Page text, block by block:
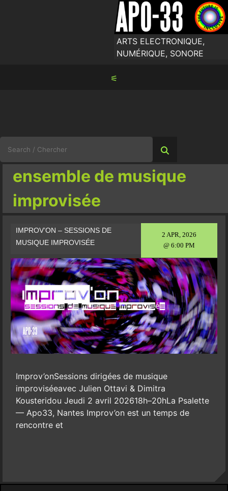
ARTS ELECTRONIQUE,
NUMÉRIQUE, SONORE
⚟
for:
ensemble de musique
improvisée
2 APR, 2026
@ 6:00 PM
IMPROV’ON – SESSIONS DE
MUSIQUE IMPROVISÉE
Improv’onSessions dirigées de musique
improviséeavec Julien Ottavi & Dimitra
Kousteridou Jeudi 2 avril 202618h–20hLa Psalette
— Apo33, Nantes Improv’on est un temps de
rencontre et